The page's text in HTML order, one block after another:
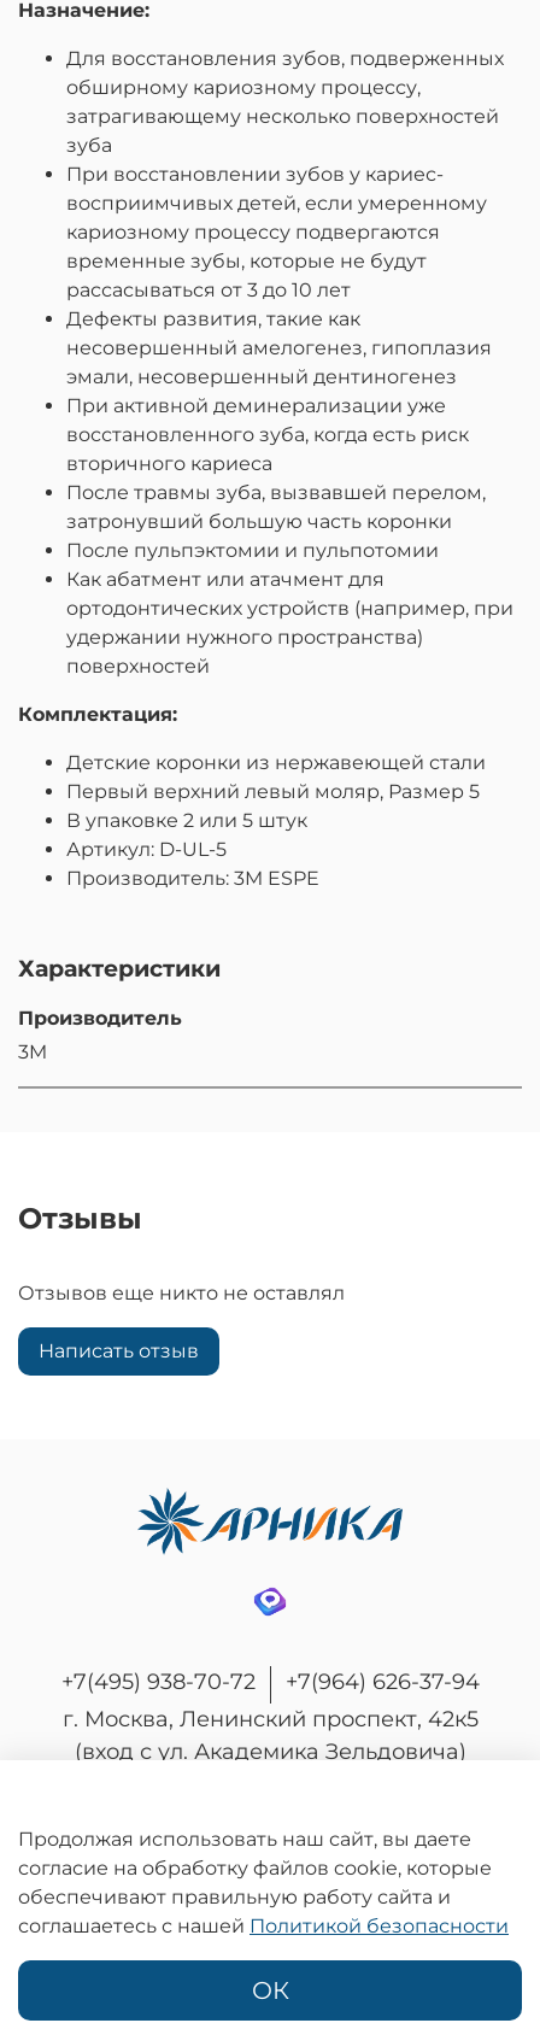
Назначение:
Для восстановления зубов, подверженных
обширному кариозному процессу,
затрагивающему несколько поверхностей
зуба
При восстановлении зубов у кариес-
восприимчивых детей, если умеренному
кариозному процессу подвергаются
временные зубы, которые не будут
рассасываться от 3 до 10 лет
Дефекты развития, такие как
несовершенный амелогенез, гипоплазия
эмали, несовершенный дентиногенез
При активной деминерализации уже
восстановленного зуба, когда есть риск
вторичного кариеса
После травмы зуба, вызвавшей перелом,
затронувший большую часть коронки
После пульпэктомии и пульпотомии
Как абатмент или атачмент для
ортодонтических устройств (например, при
удержании нужного пространства)
поверхностей
Комплектация:
Детские коронки из нержавеющей стали
Первый верхний левый моляр, Размер 5
В упаковке 2 или 5 штук
Артикул: D-UL-5
Производитель: 3M ESPE
Характеристики
Производитель
3M
Отзывы
Отзывов еще никто не оставлял
Написать отзыв
+7(495) 938-70-72
+7(964) 626-37-94
г. Москва, Ленинский проспект, 42к5
(вход с ул. Академика Зельдовича)
© 2026 Любое использование контента без
письменного разрешения запрещено
Информация на сайте носит информационный характер и не является
Гражданского кодекса Российской Федерации.
Политика конфиденциальности
Продолжая использовать наш сайт, вы даете
согласие на обработку файлов cookie, которые
обеспечивают правильную работу сайта и
соглашаетесь с нашей Политикой безопасности
ОК